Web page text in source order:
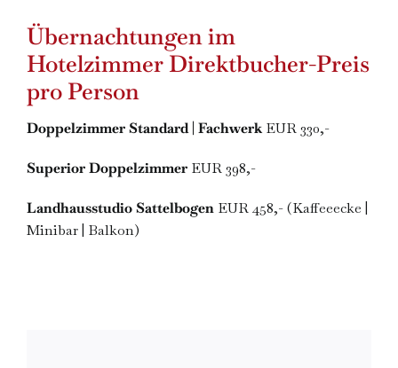
Übernachtungen im
Hotelzimmer Direktbucher-Preis
pro Person
Doppelzimmer Standard | FachwerkEUR 330,-
Superior Doppelzimmer EUR 398,-
Landhausstudio Sattelbogen EUR 458,- (Kaffeeecke |
Minibar | Balkon)